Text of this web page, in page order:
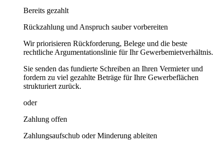
Bereits gezahlt
Rückzahlung und Anspruch sauber vorbereiten
Wir priorisieren Rückforderung, Belege und die beste
rechtliche Argumentationslinie für Ihr Gewerbemietverhältnis.
Sie senden das fundierte Schreiben an Ihren Vermieter und
fordern zu viel gezahlte Beträge für Ihre Gewerbeflächen
strukturiert zurück.
oder
Zahlung offen
Zahlungsaufschub oder Minderung ableiten